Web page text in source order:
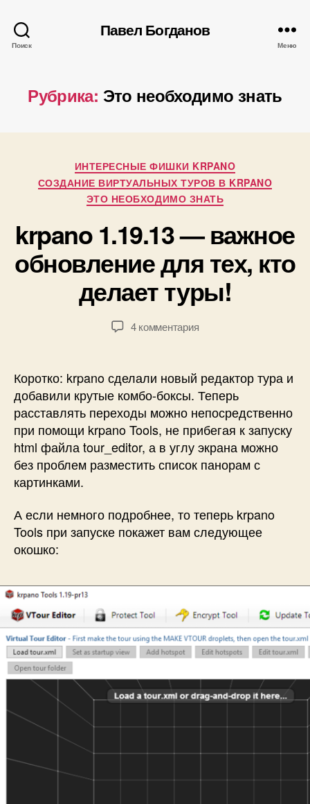
Поиск
Павел Богданов
Меню
Рубрика: Это необходимо знать
Рубрики
ИНТЕРЕСНЫЕ ФИШКИ KRPANO
СОЗДАНИЕ ВИРТУАЛЬНЫХ ТУРОВ В KRPANO
ЭТО НЕОБХОДИМО ЗНАТЬ
krpano 1.19.13 — важное
обновление для тех, кто
делает туры!
записи
А
в
р
:
П
а
в
л
г
д
а
н
в
записи
7
0
.
7
4 комментарияк
—
важное
обновление
для
тех,
кто
Коротко: krpano сделали новый редактор тура и
добавили крутые комбо-боксы. Теперь
расставлять переходы можно непосредственно
при помощи krpano Tools, не прибегая к запуску
html файла tour_editor, а в углу экрана можно
без проблем разместить список панорам с
картинками.
А если немного подробнее, то теперь krpano
Tools при запуске покажет вам следующее
окошко: